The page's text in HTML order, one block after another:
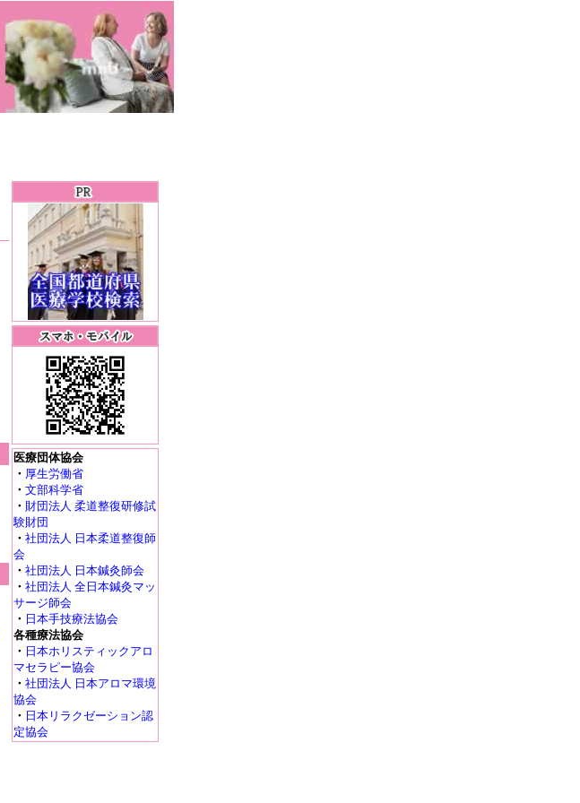
医療団体協会
・ 厚生労働省
・ 文部科学省
・ 財団法人 柔道整復研修試
験財団
・ 社団法人 日本柔道整復師
会
・ 社団法人 日本鍼灸師会
・ 社団法人 全日本鍼灸マッ
サージ師会
・ 日本手技療法協会
各種療法協会
・ 日本ホリスティックアロ
マセラピー協会
・ 社団法人 日本アロマ環境
協会
・ 日本リラクゼーション認
定協会